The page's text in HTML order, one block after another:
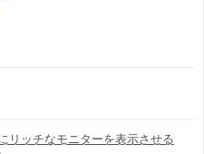
リッチなモニターを表示させる